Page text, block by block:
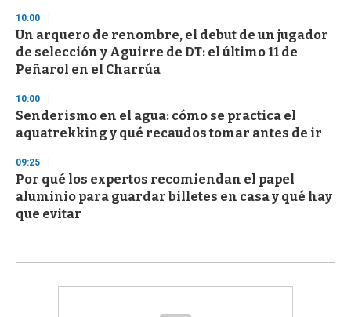
10:00
Un arquero de renombre, el debut de un jugador
de selección y Aguirre de DT: el último 11 de
Peñarol en el Charrúa
10:00
Senderismo en el agua: cómo se practica el
aquatrekking y qué recaudos tomar antes de ir
09:25
Por qué los expertos recomiendan el papel
aluminio para guardar billetes en casa y qué hay
que evitar